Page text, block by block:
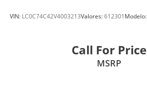
VIN: LC0C74C42V4003213Valores:612301Modelo:
Call For Price
MSRP